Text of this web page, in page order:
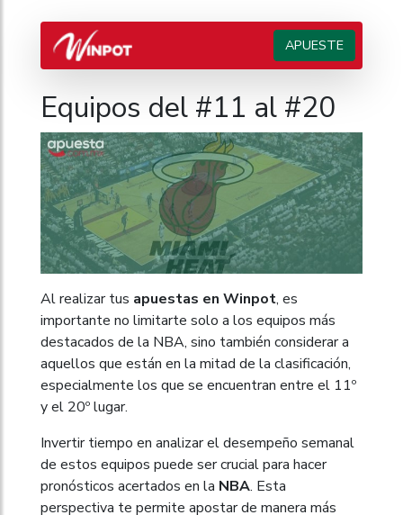
APUESTE
Equipos del #11 al #20
Al realizar tus apuestas en Winpot, es
importante no limitarte solo a los equipos más
destacados de la NBA, sino también considerar a
aquellos que están en la mitad de la clasificación,
especialmente los que se encuentran entre el 11º
y el 20º lugar.
Invertir tiempo en analizar el desempeño semanal
de estos equipos puede ser crucial para hacer
pronósticos acertados en la NBA. Esta
perspectiva te permite apostar de manera más